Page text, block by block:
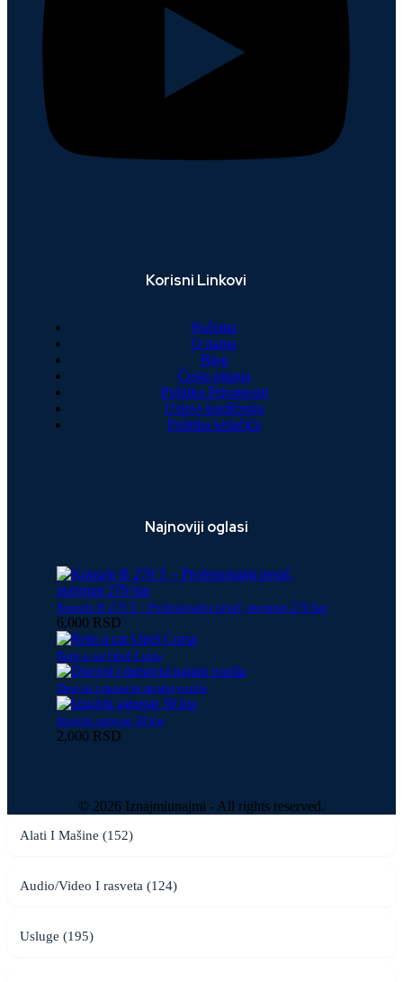
Korisni Linkovi
Početna
O nama
Blog
Česta pitanja
Politika Privatnosti
Uslovi korišćenja
Politika kolačića
Najnoviji oglasi
Kranzle B 270 T – Profesionalni perač, puromat 270 bar
6,000 RSD
Rent a car Opel Corsa
Dnevni i mesecni najam vozila
Iznajmi agregat 30 kw
2,000 RSD
© 2026 Iznajmiunajmi - All rights reserved.
Alati I Mašine (152)
Audio/Video I rasveta (124)
Usluge (195)